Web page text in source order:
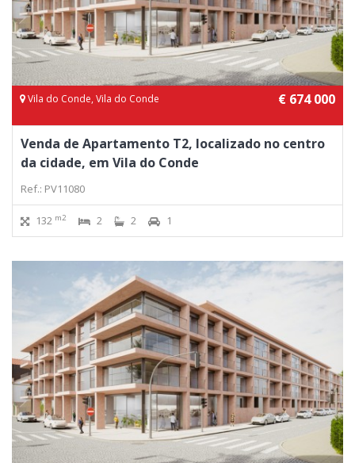
Vila do Conde, Vila do Conde € 674 000
Venda de Apartamento T2, localizado no centro
da cidade, em Vila do Conde
Ref.: PV11080
132 m2 2 2 1